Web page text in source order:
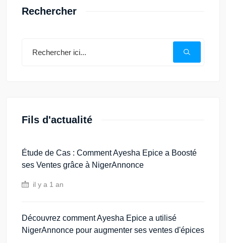
Rechercher
Fils d'actualité
Étude de Cas : Comment Ayesha Epice a Boosté
ses Ventes grâce à NigerAnnonce
il y a 1 an
Découvrez comment Ayesha Epice a utilisé
NigerAnnonce pour augmenter ses ventes d'épices